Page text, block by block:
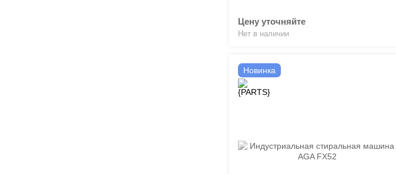
Цену уточняйте
Нет в наличии
Новинка